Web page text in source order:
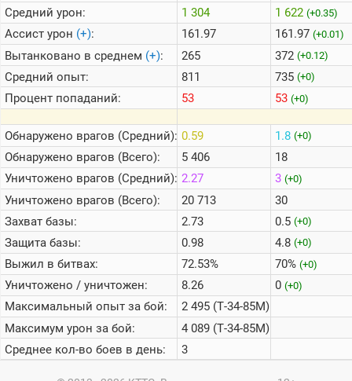
Средний урон:
Ассист урон (+):
Вытанковано в среднем (+):
Средний опыт:
Процент попаданий:
Обнаружено врагов (Средний):
Обнаружено врагов (Всего):
Уничтожено врагов (Средний):
Уничтожено врагов (Всего):
Захват базы:
Защита базы:
Выжил в битвах:
Уничтожено / уничтожен:
Максимальный опыт за бой:
Максимум урон за бой:
Среднее кол-во боев в день:
1 304
161.97
265
811
53
0.59
5 406
2.27
20 713
2.73
0.98
72.53%
8.26
2 495 (Т-34-85М)
4 089 (Т-34-85М)
3
1 622 (+0.35)
161.97 (+0.01)
372 (+0.12)
735 (+0)
53 (+0)
1.8 (+0)
18
3 (+0)
30
0.5 (+0)
4.8 (+0)
70% (+0)
0 (+0)